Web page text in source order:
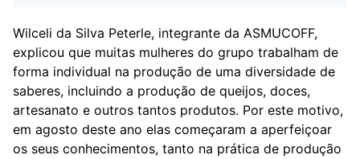
Wilceli da Silva Peterle, integrante da ASMUCOFF,
explicou que muitas mulheres do grupo trabalham de
forma individual na produção de uma diversidade de
saberes, incluindo a produção de queijos, doces,
artesanato e outros tantos produtos. Por este motivo,
em agosto deste ano elas começaram a aperfeiçoar
os seus conhecimentos, tanto na prática de produção